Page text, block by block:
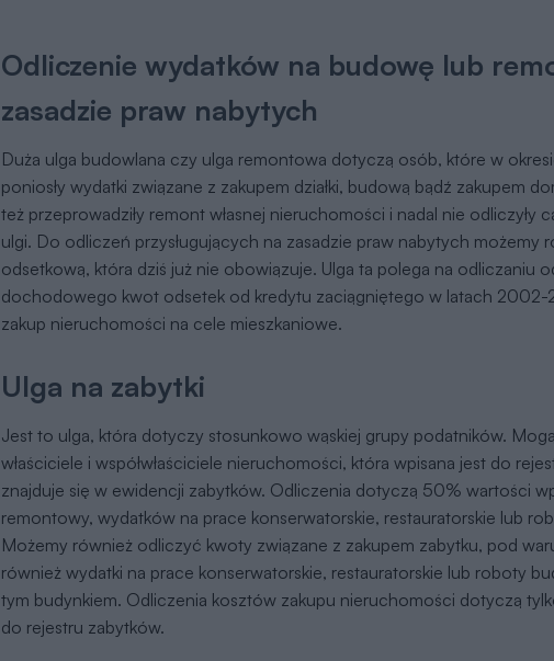
Odliczenie wydatków na budowę lub
zasadzie praw nabytych
Duża ulga budowlana czy ulga remontowa dotyczą osób, które w
poniosły wydatki związane z zakupem działki, budową bądź zakupem
też przeprowadziły remont własnej nieruchomości i nadal nie odliczyły
ulgi. Do odliczeń przysługujących na zasadzie praw nabytych możemy
odsetkową, która dziś już nie obowiązuje. Ulga ta polega na odliczaniu
dochodowego kwot odsetek od kredytu zaciągniętego w latach
zakup nieruchomości na cele mieszkaniowe.
Ulga na zabytki
Jest to ulga, która dotyczy stosunkowo wąskiej grupy podatników.
właściciele i współwłaściciele nieruchomości, która wpisana jest do
znajduje się w ewidencji zabytków. Odliczenia dotyczą 50% wartości
remontowy, wydatków na prace konserwatorskie, restauratorskie lub
Możemy również odliczyć kwoty związane z zakupem zabytku, pod
również wydatki na prace konserwatorskie, restauratorskie lub roboty
tym budynkiem. Odliczenia kosztów zakupu nieruchomości dotyczą
do rejestru zabytków.